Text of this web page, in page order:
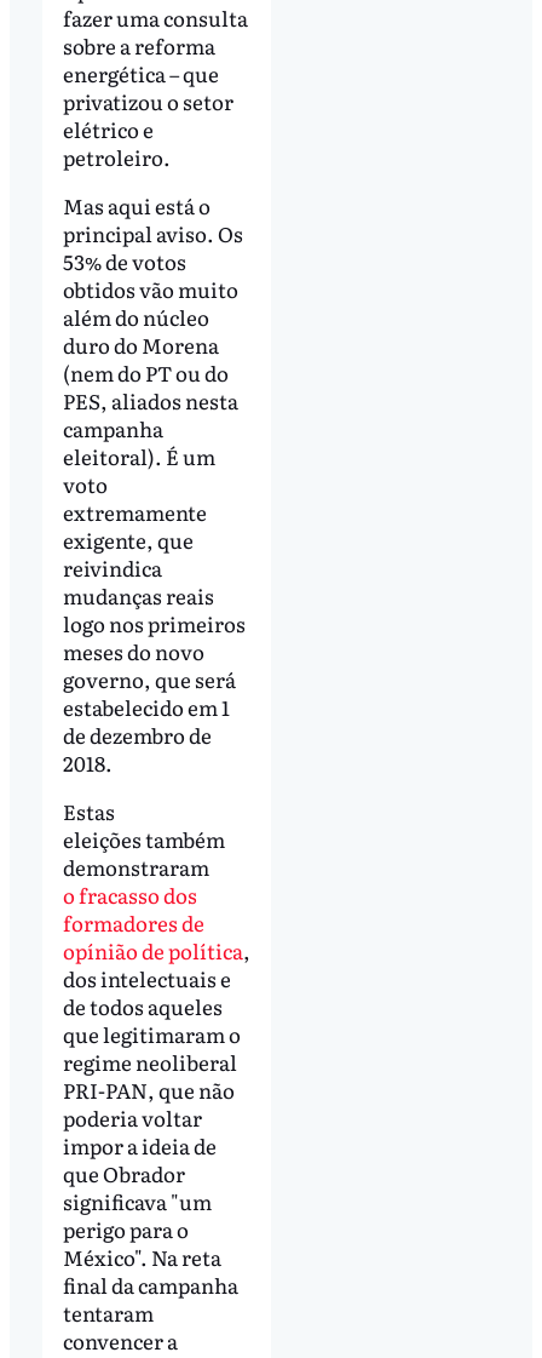
fazer uma consulta
sobre a reforma
energética – que
privatizou o setor
elétrico e
petroleiro.
Mas aqui está o
principal aviso. Os
53% de votos
obtidos vão muito
além do núcleo
duro do Morena
(nem do PT ou do
PES, aliados nesta
campanha
eleitoral). É um
voto
extremamente
exigente, que
reivindica
mudanças reais
logo nos primeiros
meses do novo
governo, que será
estabelecido em 1
de dezembro de
2018.
Estas
eleições também
demonstraram
o fracasso dos
formadores de
opínião de política,
dos intelectuais e
de todos aqueles
que legitimaram o
regime neoliberal
PRI-PAN, que não
poderia voltar
impor a ideia de
que Obrador
significava "um
perigo para o
México". Na reta
final da campanha
tentaram
convencer a